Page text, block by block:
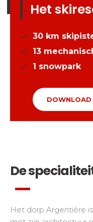
Het
30 km
13
1 snowpark
DOWNLOAD
De
Het dorp Argentière